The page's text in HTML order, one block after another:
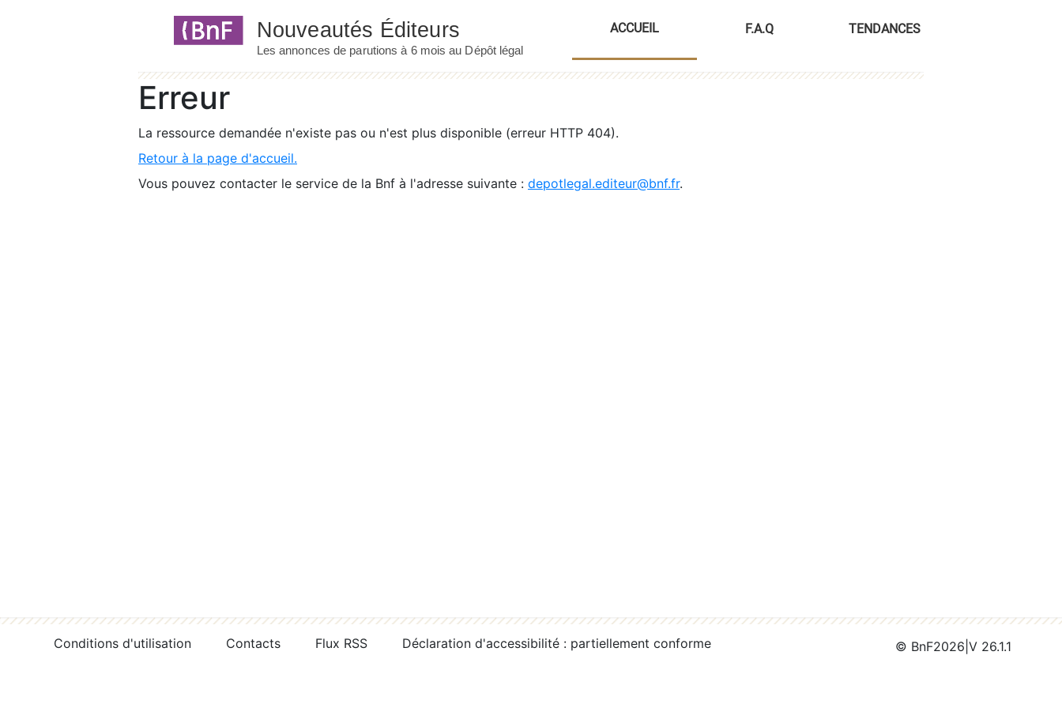
ACCUEIL F.A.Q TENDANCES
Erreur
La ressource demandée n'existe pas ou n'est plus disponible (erreur HTTP 404).
Retour à la page d'accueil.
Vous pouvez contacter le service de la Bnf à l'adresse suivante : depotlegal.editeur@bnf.fr.
Conditions d'utilisation Contacts Flux RSS Déclaration d'accessibilité : partiellement conforme © BnF2026 V 26.1.1